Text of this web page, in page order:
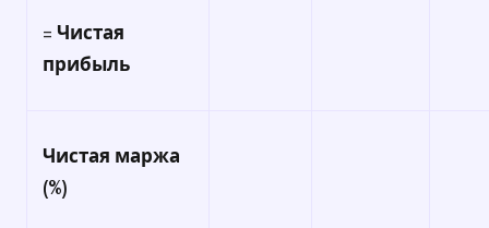
= Чистая
прибыль
Чистая маржа
(%)